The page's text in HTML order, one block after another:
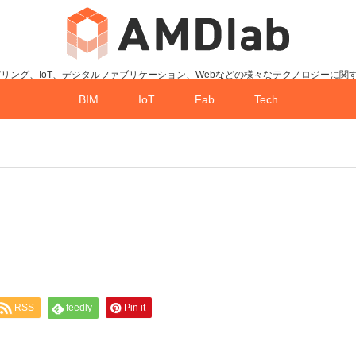
ング、IoT、デジタルファブリケーション、Webなどの様々なテクノロジーに関
BIM IoT Fab Tech
RSS feedly Pin it